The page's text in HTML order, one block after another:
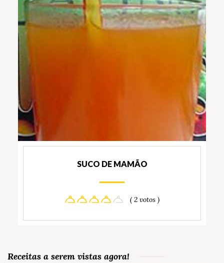
SUCO DE MAMÃO
( 2 votos )
Receitas a serem vistas agora!